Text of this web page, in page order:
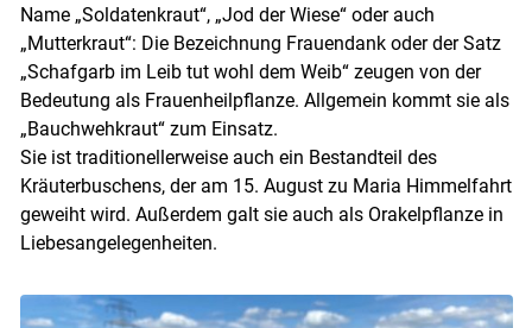
Name „Soldatenkraut“, „Jod der Wiese“ oder auch
„Mutterkraut“: Die Bezeichnung Frauendank oder der Satz
„Schafgarb im Leib tut wohl dem Weib“ zeugen von der
Bedeutung als Frauenheilpflanze. Allgemein kommt sie als
„Bauchwehkraut“ zum Einsatz.
Sie ist traditionellerweise auch ein Bestandteil des
Kräuterbuschens, der am 15. August zu Maria Himmelfahrt
geweiht wird. Außerdem galt sie auch als Orakelpflanze in
Liebesangelegenheiten.